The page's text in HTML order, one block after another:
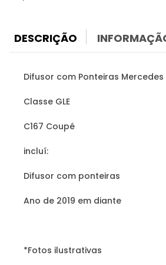
DESCRIÇÃO
Difusor com Ponteiras Mercedes
Classe GLE
C167 Coupé
incluí:
Difusor com ponteiras
Ano de 2019 em diante
*Fotos ilustrativas